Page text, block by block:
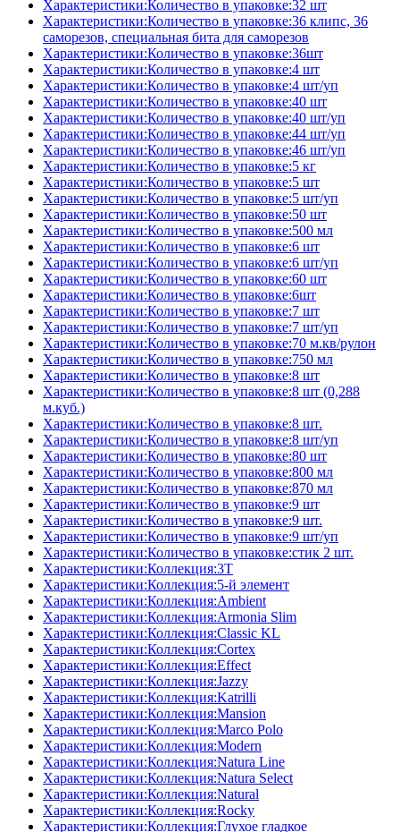
Характеристики:Количество в упаковке:32 шт
Характеристики:Количество в упаковке:36 клипс, 36
саморезов, специальная бита для саморезов
Характеристики:Количество в упаковке:36шт
Характеристики:Количество в упаковке:4 шт
Характеристики:Количество в упаковке:4 шт/уп
Характеристики:Количество в упаковке:40 шт
Характеристики:Количество в упаковке:40 шт/уп
Характеристики:Количество в упаковке:44 шт/уп
Характеристики:Количество в упаковке:46 шт/уп
Характеристики:Количество в упаковке:5 кг
Характеристики:Количество в упаковке:5 шт
Характеристики:Количество в упаковке:5 шт/уп
Характеристики:Количество в упаковке:50 шт
Характеристики:Количество в упаковке:500 мл
Характеристики:Количество в упаковке:6 шт
Характеристики:Количество в упаковке:6 шт/уп
Характеристики:Количество в упаковке:60 шт
Характеристики:Количество в упаковке:6шт
Характеристики:Количество в упаковке:7 шт
Характеристики:Количество в упаковке:7 шт/уп
Характеристики:Количество в упаковке:70 м.кв/рулон
Характеристики:Количество в упаковке:750 мл
Характеристики:Количество в упаковке:8 шт
Характеристики:Количество в упаковке:8 шт (0,288
м.куб.)
Характеристики:Количество в упаковке:8 шт.
Характеристики:Количество в упаковке:8 шт/уп
Характеристики:Количество в упаковке:80 шт
Характеристики:Количество в упаковке:800 мл
Характеристики:Количество в упаковке:870 мл
Характеристики:Количество в упаковке:9 шт
Характеристики:Количество в упаковке:9 шт.
Характеристики:Количество в упаковке:9 шт/уп
Характеристики:Количество в упаковке:стик 2 шт.
Характеристики:Коллекция:3T
Характеристики:Коллекция:5-й элемент
Характеристики:Коллекция:Ambient
Характеристики:Коллекция:Armonia Slim
Характеристики:Коллекция:Classic KL
Характеристики:Коллекция:Cortex
Характеристики:Коллекция:Effect
Характеристики:Коллекция:Jazzy
Характеристики:Коллекция:Katrilli
Характеристики:Коллекция:Mansion
Характеристики:Коллекция:Marco Polo
Характеристики:Коллекция:Modern
Характеристики:Коллекция:Natura Line
Характеристики:Коллекция:Natura Select
Характеристики:Коллекция:Natural
Характеристики:Коллекция:Rocky
Характеристики:Коллекция:Глухое гладкое